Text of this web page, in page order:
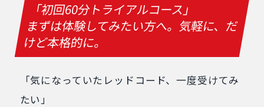
「初回60分トライアルコース」
まずは体験してみたい方へ。気軽に、だ
けど本格的に。
「気になっていたレッドコード、一度受けてみ
たい」